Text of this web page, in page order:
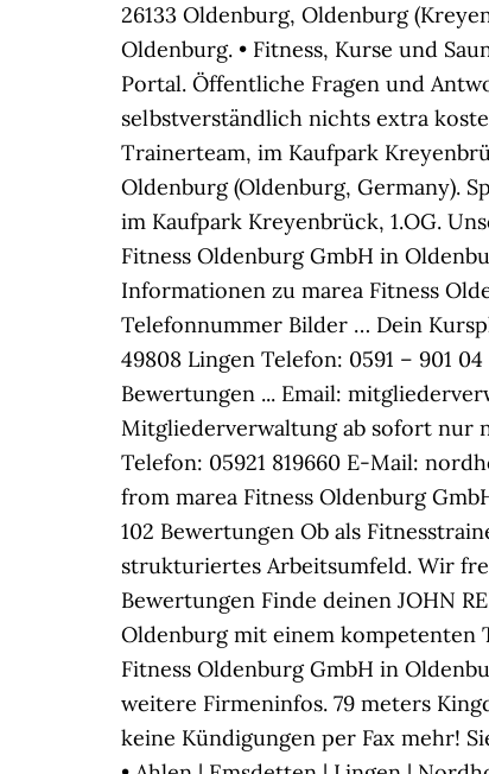
26133 Oldenburg, Oldenburg
Oldenburg. • Fitness, Kurse und
Portal. Öffentliche Fragen und
selbstverständlich nichts extra
Trainerteam, im Kaufpark
Oldenburg (Oldenburg, Germany).
im Kaufpark Kreyenbrück, 1.OG.
Fitness Oldenburg GmbH in
Informationen zu marea Fitness
Telefonnummer Bilder … Dein
49808 Lingen Telefon: 0591 – 901
Bewertungen ... Email:
Mitgliederverwaltung ab sofort nur
Telefon: 05921 819660 E-Mail:
from marea Fitness Oldenburg
102 Bewertungen Ob als
strukturiertes Arbeitsumfeld. Wir
Bewertungen Finde deinen JOHN
Oldenburg mit einem kompetenten
Fitness Oldenburg GmbH in
weitere Firmeninfos. 79 meters
keine Kündigungen per Fax mehr!